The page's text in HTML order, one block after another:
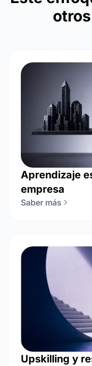
Aprendizaje
empresa
Saber más
Upskilling y